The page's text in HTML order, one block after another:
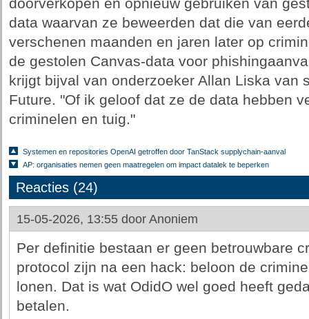
doorverkopen en opnieuw gebruiken van
data waarvan ze beweerden dat die van
verschenen maanden en jaren later op
de gestolen Canvas-data voor
krijgt bijval van onderzoeker Allan Liska van
Future. "Of ik geloof dat ze de data hebben
criminelen en tuig."
Systemen en repositories OpenAI getroffen door TanStack supplychain-aanval
AP: organisaties nemen geen maatregelen om impact datalek te beperken
Reacties (24)
15-05-2026, 13:55 door Anoniem
Per definitie bestaan er geen betrouwbare
protocol zijn na een hack: beloon de
lonen. Dat is wat OdidO wel goed heeft
betalen.